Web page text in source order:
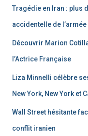
Tragédie en Iran : plus
accidentelle de
Découvrir Marion
l’Actrice Française
Liza Minnelli célèbre
New York, New York et
Wall Street hésitante
conflit iranien